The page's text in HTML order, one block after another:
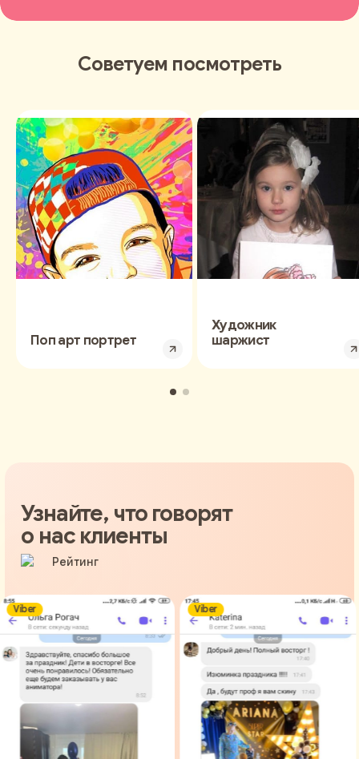
Советуем посмотреть
Поп арт портрет
Художник
шаржист
Узнайте, что говорят
о нас клиенты
Viber